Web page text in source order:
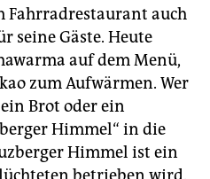
Fahrradrestaurant auch
seine Gäste. Heute
auf dem Menü,
zum Aufwärmen. Wer
Brot oder ein
Himmel“ in die
Himmel ist ein